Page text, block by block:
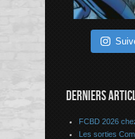
DERNIERS
FCBD 2026
Les sorties